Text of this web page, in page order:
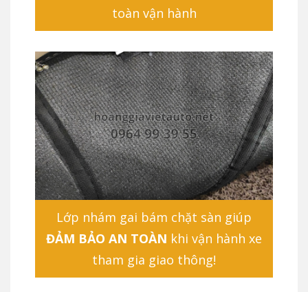
toàn vận hành
Lớp nhám gai bám chặt sàn giúp
ĐẢM BẢO AN TOÀN khi vận hành xe
tham gia giao thông!